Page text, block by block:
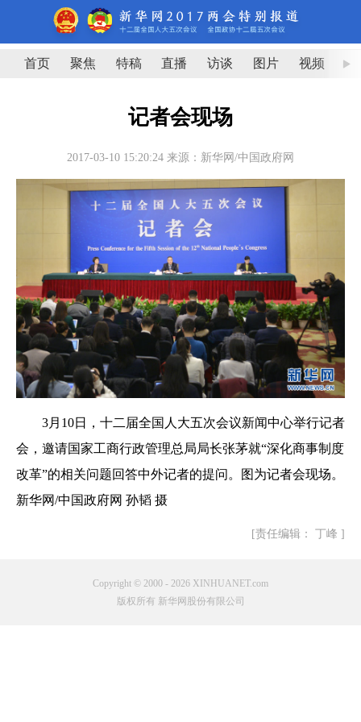
首页 聚焦 特稿 直播 访谈 图片 视频 图
记者会现场
2017-03-10 15:20:24 来源：新华网/中国政府网
3月10日，十二届全国人大五次会议新闻中心举行记者
会，邀请国家工商行政管理总局局长张茅就“深化商事制度
改革”的相关问题回答中外记者的提问。图为记者会现场。
新华网/中国政府网 孙韬 摄
[责任编辑： 丁峰 ]
Copyright © 2000 - 2026 XINHUANET.com
版权所有 新华网股份有限公司